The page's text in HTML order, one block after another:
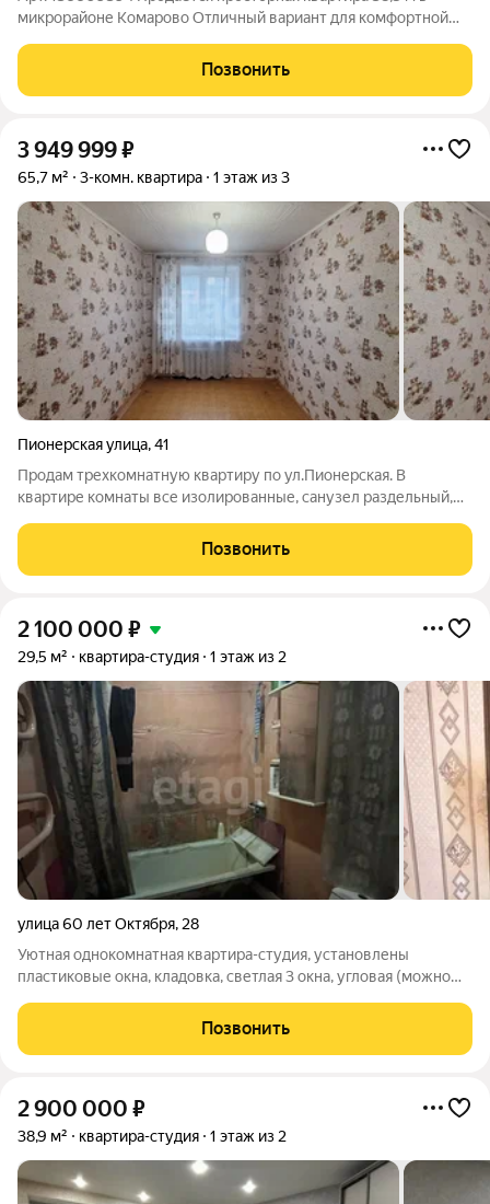
микрорайоне Комарово Отличный вариант для комфортной
площадь: 38,5 м Этаж: 5 из 10 Раздельный санузел
Застеклённый балкон с шикарным видом
Позвонить
3 949 999₽
65,7 м² 3-комн. квартира 1 этаж из 3
Пионерская улица,41
Продам трехкомнатную квартиру по ул.Пионерская. В
квартире комнаты все изолированные, санузел раздельный,
евроокнами. Квартира очень светлая и теплая, окна двух
комнат выходят на восток, зал и
Позвонить
2 100 000 ₽
29,5 м² квартира-студия 1 этаж из 2
улица 60 лет Октября, 28
Уютная однокомнатная квартира-студия, установлены
пластиковые окна, кладовка, светлая 3 окна, угловая (можно
остановка, рядом магазины, озеро Ильменское. угловой
подъезд. состояние жилое,
Позвонить
2 900 000 ₽
38,9 м² квартира-студия 1 этаж из 2